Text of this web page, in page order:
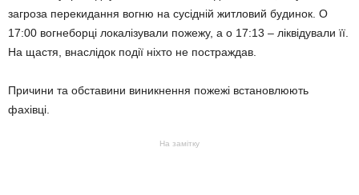
загроза перекидання вогню на сусідній житловий будинок. О
17:00 вогнеборці локалізували пожежу, а о 17:13 – ліквідували її.
На щастя, внаслідок події ніхто не постраждав.
Причини та обставини виникнення пожежі встановлюють
фахівці.
На замітку